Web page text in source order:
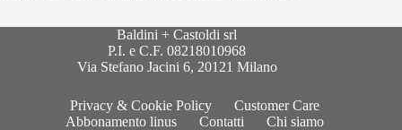
Baldini + Castoldi srl
P.I. e C.F. 08218010968
Via Stefano Jacini 6, 20121 Milano
Privacy & Cookie Policy
Customer Care
Abbonamento linus
Contatti Chi siamo